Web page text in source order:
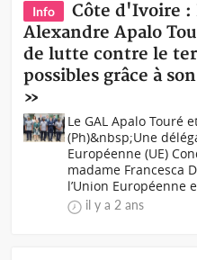
Info
Côte d'Ivoire :
Alexandre Apalo
de lutte contre le
possibles grâce à
»
Le GAL Apalo Touré
(Ph)&nbsp;Une
Européenne (UE)
madame Francesca
l’Union Européenne
il y a 2 ans